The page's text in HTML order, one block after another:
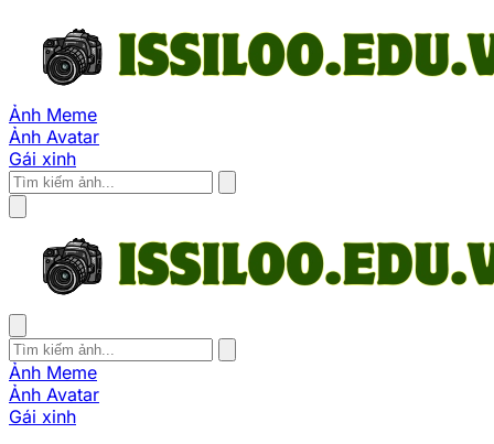
Ảnh Meme
Ảnh Avatar
Gái xinh
Ảnh Meme
Ảnh Avatar
Gái xinh